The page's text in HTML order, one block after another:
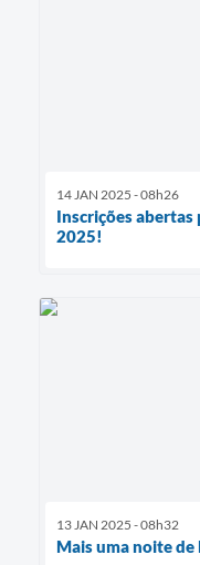
14 JAN 2025 - 08h26
Inscrições abertas
2025!
13 JAN 2025 - 08h32
Mais uma noite de